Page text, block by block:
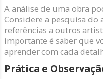
A análise de uma obra
Considere a pesquisa do
referências a outros
importante é saber que
aprender com cada
Prática e